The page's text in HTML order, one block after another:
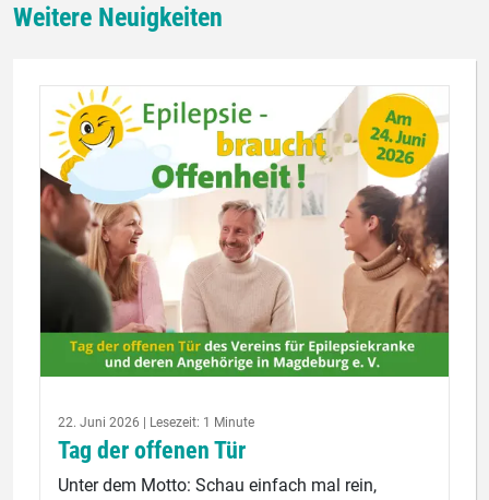
Weitere Neuigkeiten
22. Juni 2026 | Lesezeit: 1 Minute
Tag der offenen Tür
Unter dem Motto: Schau einfach mal rein,